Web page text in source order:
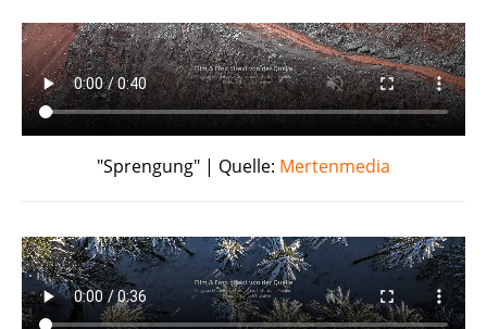
"Sprengung" | Quelle: Mertenmedia